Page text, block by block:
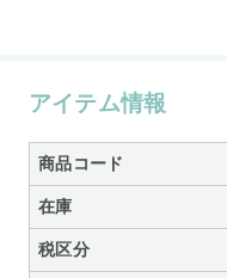
アイテム情報
商品コード
在庫
税区分